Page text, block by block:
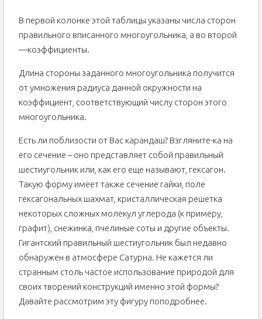
В первой колонке этой таблицы указаны числа сторон
правильного вписанного многоугольника, а во второй
—коэффициенты.
Длина стороны заданного многоугольника получится
от умножения радиуса данной окружности на
коэффициент, соответствующий числу сторон этого
многоугольника.
Есть ли поблизости от Вас карандаш? Взгляните-ка на
его сечение – оно представляет собой правильный
шестиугольник или, как его еще называют, гексагон.
Такую форму имеет также сечение гайки, поле
гексагональных шахмат, кристаллическая решетка
некоторых сложных молекул углерода (к примеру,
графит), снежинка, пчелиные соты и другие объекты.
Гигантский правильный шестиугольник был недавно
обнаружен в атмосфере Сатурна. Не кажется ли
странным столь частое использование природой для
своих творений конструкций именно этой формы?
Давайте рассмотрим эту фигуру поподробнее.